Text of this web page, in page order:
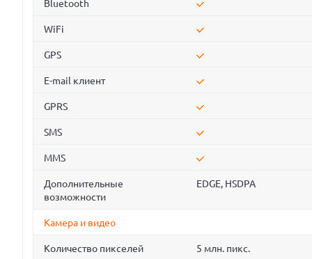
Bluetooth
WiFi
GPS
E-mail клиент
GPRS
SMS
MMS
Дополнительные
возможности
EDGE, HSDPA
Камера и видео
Количество пикселей 5 млн. пикс.